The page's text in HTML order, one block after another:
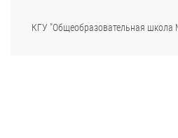
КГУ "Общеобразовательная школа